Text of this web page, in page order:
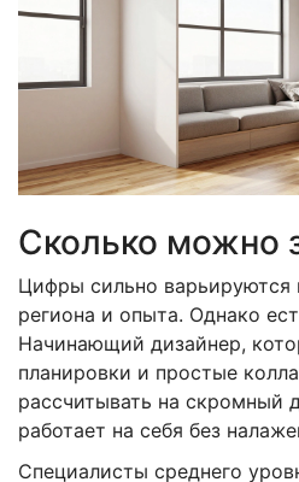
Сколько можно
Цифры сильно варьируются
региона и опыта. Однако
Начинающий дизайнер,
планировки и простые
рассчитывать на скромный
работает на себя без
Специалисты среднего